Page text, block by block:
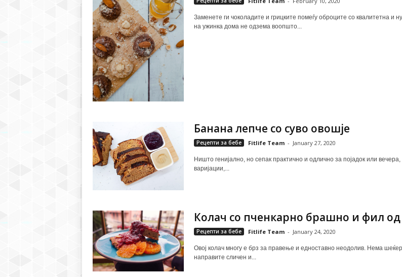
Заменете ги чоколадите и грицките помеѓу оброците со квалитетна и
на ужинка дома не одзема воопшто...
Банана лепче со суво овошје
Рецепти за бебе Fitlife Team - January 27, 2020
Ништо генијално, но сепак практично и одлично за појадок или
варијации,...
Колач со пченкарно брашно и фил
Рецепти за бебе Fitlife Team - January 24, 2020
Овој колач многу е брз за правење и едноставно неодолив. Нема
направите сличен и...